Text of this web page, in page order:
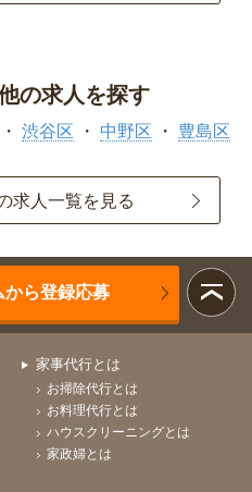
の求人を探す
渋谷区 中野区 豊島区
求人一覧を見る
から登録応募
家事代行とは
お掃除代行とは
お料理代行とは
ハウスクリーニングとは
家政婦とは